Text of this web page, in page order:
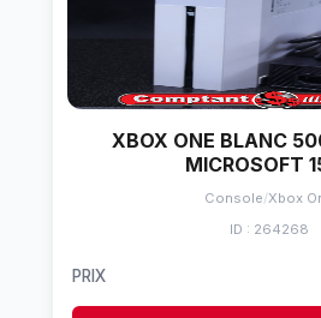
XBOX ONE BLANC
MICROSOFT
Console/Xbox
ID : 264268
PRIX